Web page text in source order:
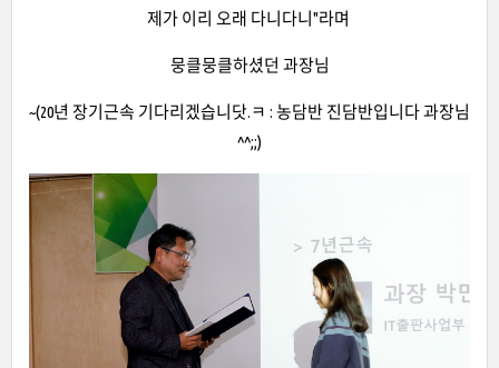
제가 이리 오래 다니다니"라며
뭉클뭉클하셨던 과장님
~(20년 장기근속 기다리겠습니닷.ㅋ : 농담반 진담반입니다 과장님
^^;;)